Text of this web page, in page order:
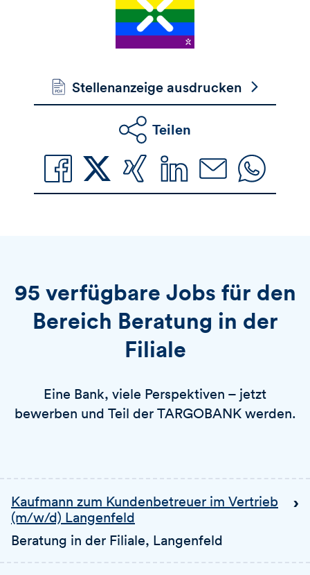
Stellenanzeige ausdrucken
Teilen
95 verfügbare Jobs für den
Bereich Beratung in der
Filiale
Eine Bank, viele Perspektiven – jetzt
bewerben und Teil der TARGOBANK werden.
Kaufmann zum Kundenbetreuer im Vertrieb
(m/w/d) Langenfeld
Beratung in der Filiale, Langenfeld